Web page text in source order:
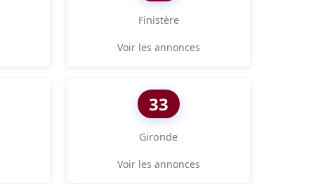
Finistère
Voir les annonces
33
Gironde
Voir les annonces